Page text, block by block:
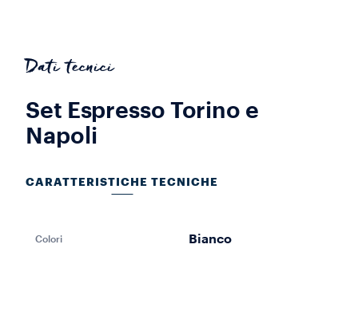
Dati tecnici
Set Espresso Torino e
Napoli
CARATTERISTICHE TECNICHE
Colori Bianco